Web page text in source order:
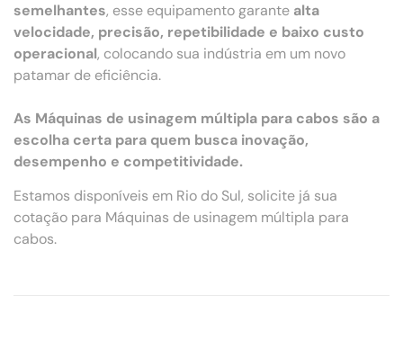
semelhantes, esse equipamento garante alta
velocidade, precisão, repetibilidade e baixo custo
operacional, colocando sua indústria em um novo
patamar de eficiência.
As Máquinas de usinagem múltipla para cabos são a
escolha certa para quem busca inovação,
desempenho e competitividade.
Estamos disponíveis em Rio do Sul, solicite já sua
cotação para Máquinas de usinagem múltipla para
cabos.